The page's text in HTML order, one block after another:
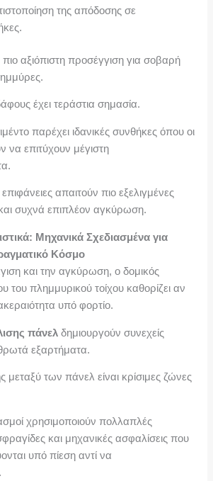
της απόδοσης σε
πιο αξιόπιστη προσέγγιση για σοβαρή
έχει τεράστια σημασία.
παρέχει ιδανικές συνθήκες όπου οι
να επιτύχουν μέγιστη
απαιτούν πιο εξελιγμένες
συχνά επιπλέον αγκύρωση.
Μηχανικά Σχεδιασμένα για
Κόσμο
και την αγκύρωση, ο δομικός
του πλημμυρικού τοίχου καθορίζει αν
υπό φορτίο.
πάνελ δημιουργούν συνεχείς
εξαρτήματα.
μεταξύ των πάνελ είναι κρίσιμες ζώνες
χρησιμοποιούν πολλαπλές
και μηχανικές ασφαλίσεις που
υπό πίεση αντί να